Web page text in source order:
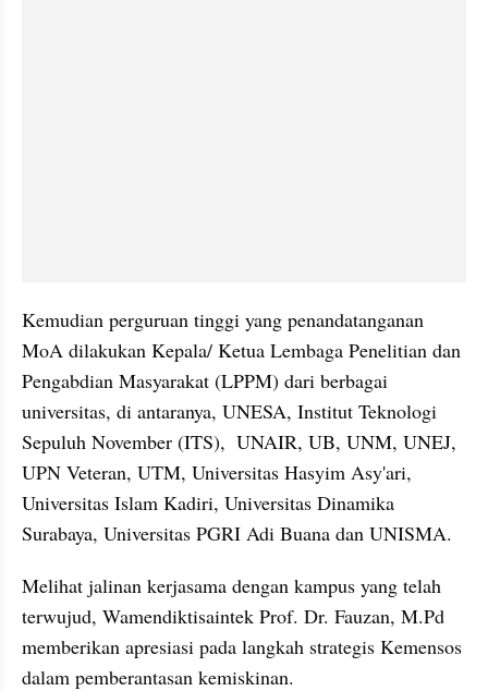
Kemudian perguruan tinggi yang penandatanganan
MoA dilakukan Kepala/ Ketua Lembaga Penelitian dan
Pengabdian Masyarakat (LPPM) dari berbagai
universitas, di antaranya, UNESA, Institut Teknologi
Sepuluh November (ITS),  UNAIR, UB, UNM, UNEJ,
UPN Veteran, UTM, Universitas Hasyim Asy'ari,
Universitas Islam Kadiri, Universitas Dinamika
Surabaya, Universitas PGRI Adi Buana dan UNISMA.
Melihat jalinan kerjasama dengan kampus yang telah
terwujud, Wamendiktisaintek Prof. Dr. Fauzan, M.Pd
memberikan apresiasi pada langkah strategis Kemensos
dalam pemberantasan kemiskinan.